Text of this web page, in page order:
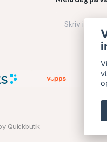
Quickbutik